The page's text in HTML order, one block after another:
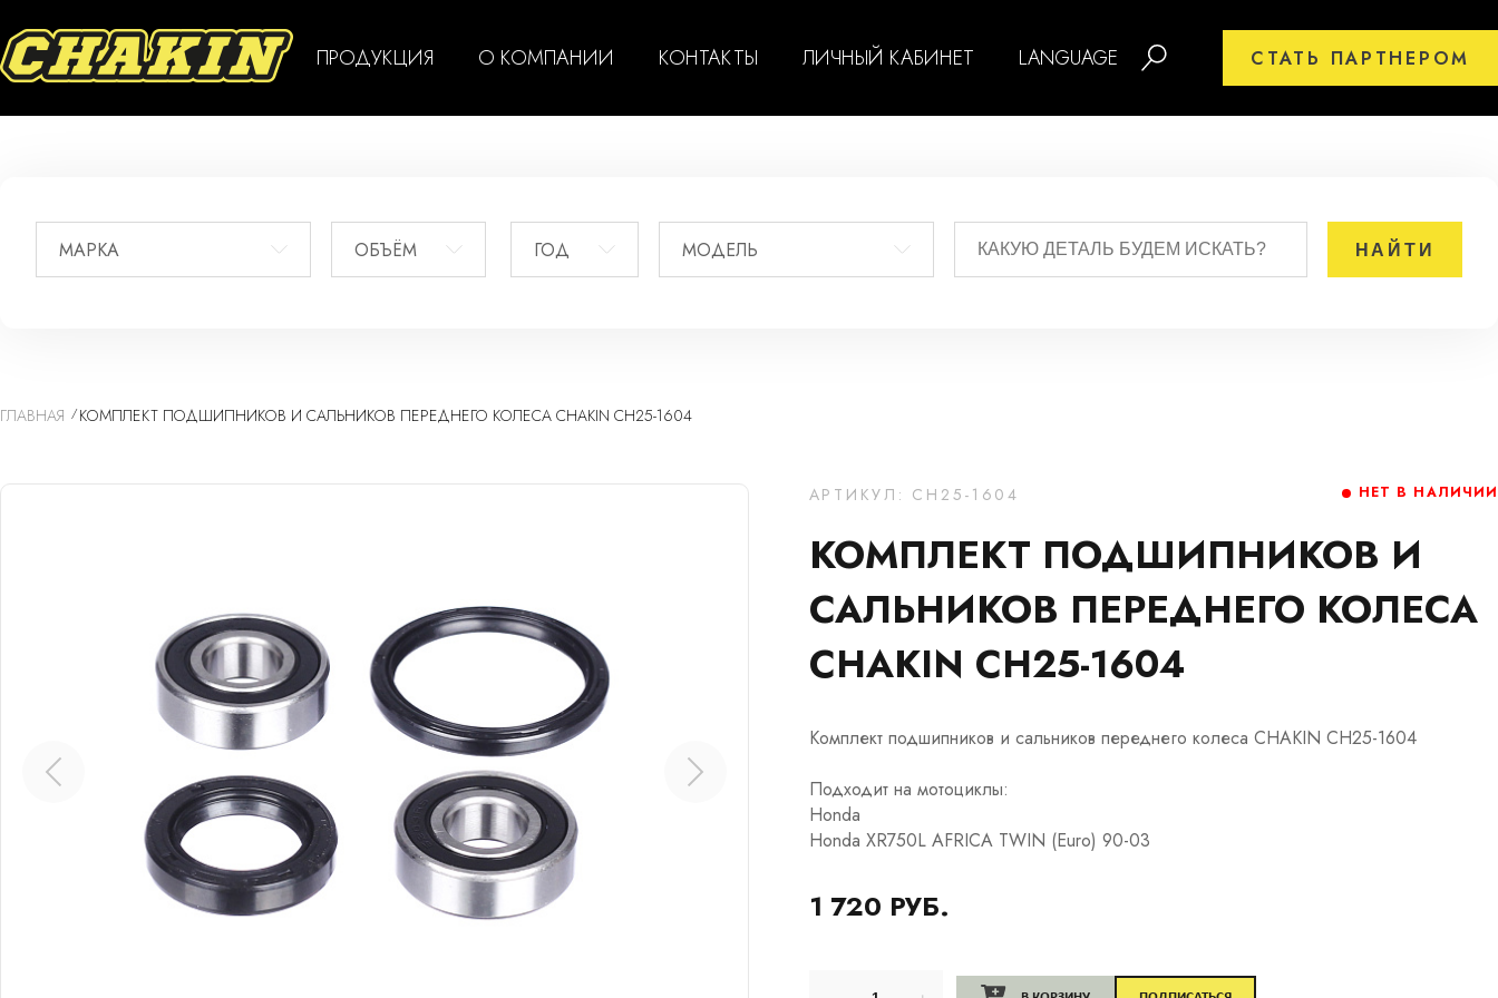
ПРОДУКЦИЯ О КОМПАНИИ КОНТАКТЫ ЛИЧНЫЙ КАБИНЕТ LANGUAGE СТАТЬ ПАРТНЕРОМ
МАРКА ОБЪЁМ ГОД МОДЕЛЬ
ГЛАВНАЯ КОМПЛЕКТ ПОДШИПНИКОВ И САЛЬНИКОВ ПЕРЕДНЕГО КОЛЕСА CHAKIN CH25-1604
АРТИКУЛ: CH25-1604
КОМПЛЕКТ ПОДШИПНИКОВ И
САЛЬНИКОВ ПЕРЕДНЕГО КОЛЕСА
CHAKIN CH25-1604
Комплект подшипников и сальников переднего колеса CHAKIN CH25-1604
Подходит на мотоциклы:
Honda
Honda XR750L AFRICA TWIN (Euro) 90-03
1 720 РУБ.
НЕТ В НАЛИЧИИ